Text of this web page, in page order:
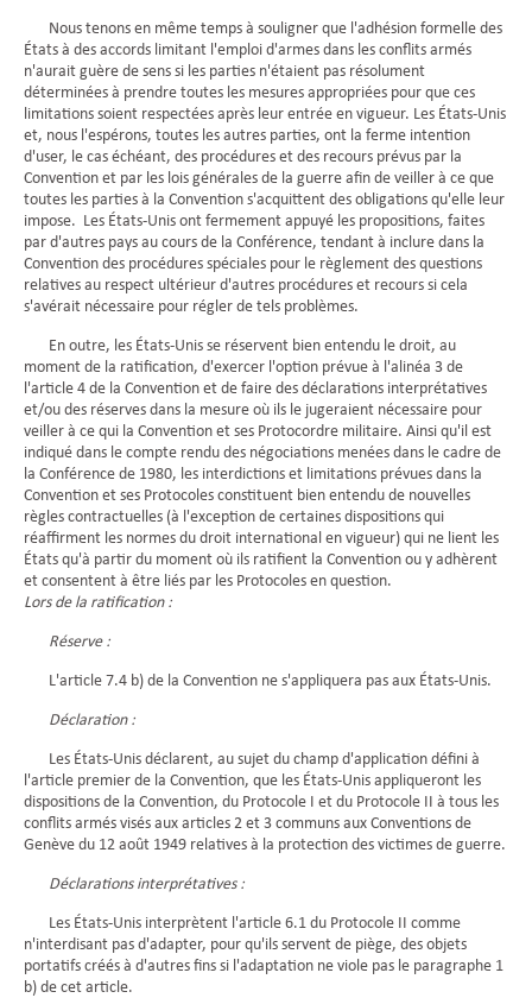
Nous tenons en même temps à souligner que l'adhésion formelle des
États à des accords limitant l'emploi d'armes dans les conflits armés
n'aurait guère de sens si les parties n'étaient pas résolument
déterminées à prendre toutes les mesures appropriées pour que ces
limitations soient respectées après leur entrée en vigueur. Les États-Unis
et, nous l'espérons, toutes les autres parties, ont la ferme intention
d'user, le cas échéant, des procédures et des recours prévus par la
Convention et par les lois générales de la guerre afin de veiller à ce que
toutes les parties à la Convention s'acquittent des obligations qu'elle leur
impose. Les États-Unis ont fermement appuyé les propositions, faites
par d'autres pays au cours de la Conférence, tendant à inclure dans la
Convention des procédures spéciales pour le règlement des questions
relatives au respect ultérieur d'autres procédures et recours si cela
s'avérait nécessaire pour régler de tels problèmes.
En outre, les États-Unis se réservent bien entendu le droit, au
moment de la ratification, d'exercer l'option prévue à l'alinéa 3 de
l'article 4 de la Convention et de faire des déclarations interprétatives
et/ou des réserves dans la mesure où ils le jugeraient nécessaire pour
veiller à ce qui la Convention et ses Protocordre militaire. Ainsi qu'il est
indiqué dans le compte rendu des négociations menées dans le cadre de
la Conférence de 1980, les interdictions et limitations prévues dans la
Convention et ses Protocoles constituent bien entendu de nouvelles
règles contractuelles (à l'exception de certaines dispositions qui
réaffirment les normes du droit international en vigueur) qui ne lient les
États qu'à partir du moment où ils ratifient la Convention ou y adhèrent
et consentent à être liés par les Protocoles en question.
Lors de la ratification :
Réserve :
L'article 7.4 b) de la Convention ne s'appliquera pas aux États-Unis.
Déclaration :
Les États-Unis déclarent, au sujet du champ d'application défini à
l'article premier de la Convention, que les États-Unis appliqueront les
dispositions de la Convention, du Protocole I et du Protocole II à tous les
conflits armés visés aux articles 2 et 3 communs aux Conventions de
Genève du 12 août 1949 relatives à la protection des victimes de guerre.
Déclarations interprétatives :
Les États-Unis interprètent l'article 6.1 du Protocole II comme
n'interdisant pas d'adapter, pour qu'ils servent de piège, des objets
portatifs créés à d'autres fins si l'adaptation ne viole pas le paragraphe 1
b) de cet article.